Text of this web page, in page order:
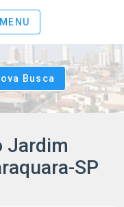
MENU
Busca
Jardim
SP